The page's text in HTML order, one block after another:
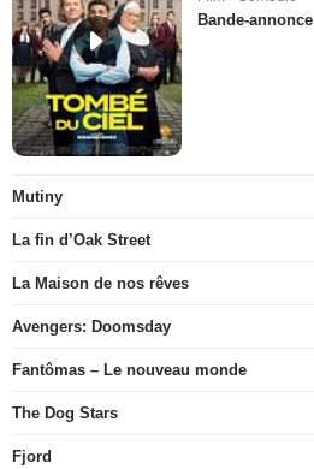
Bande-annonce
Mutiny
La fin d’Oak Street
La Maison de nos rêves
Avengers: Doomsday
Fantômas – Le nouveau monde
The Dog Stars
Fjord